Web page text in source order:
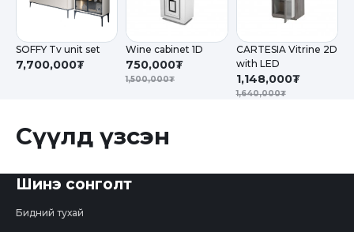
SOFFY Tv unit set
7,700,000₮
Wine cabinet 1D
750,000₮
1,500,000₮
CARTESIA Vitrine 2D
with LED
1,148,000₮
1,640,000₮
Сүүлд үзсэн
Шинэ сонголт
Бидний тухай